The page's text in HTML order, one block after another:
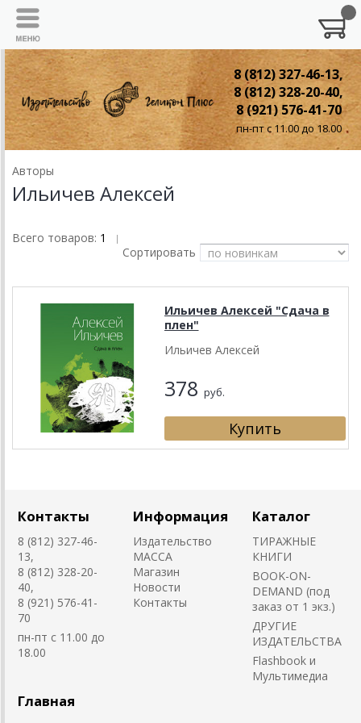
8 (812) 327-46-13,
8 (812) 328-20-40,
8 (921) 576-41-70
пн-пт с 11.00 до 18.00
Авторы
Ильичев Алексей
Всего товаров: 1 |
Сортировать
Ильичев Алексей "Сдача в
плен"
Ильичев Алексей
378 руб.
Контакты
8 (812) 327-46-
13,
8 (812) 328-20-
40,
8 (921) 576-41-
70
пн-пт с 11.00 до
18.00
Информация
Издательство
MACCA
Магазин
Новости
Контакты
Каталог
ТИРАЖНЫЕ
КНИГИ
BOOK-ON-
DEMAND (под
заказ от 1 экз.)
ДРУГИЕ
ИЗДАТЕЛЬСТВА
Flashbook и
Мультимедиа
Главная